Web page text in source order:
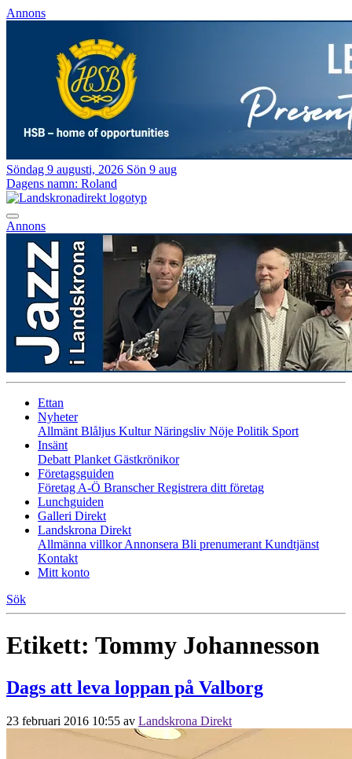
Annons
Söndag 9 augusti, 2026 Sön 9 aug
Dagens namn: Roland
Annons
Ettan
Nyheter
Allmänt Blåljus KulturNäringsliv Nöje Politik Sport
Insänt
Debatt Planket Gästkrönikor
Företagsguiden
Företag A-Ö BranscherRegistrera ditt företag
Lunchguiden
Galleri Direkt
Landskrona Direkt
Allmänna villkorAnnonsera Bli prenumerant Kundtjänst
Kontakt
Mitt konto
Sök
Etikett: Tommy Johannesson
Dags att leva loppan på Valborg
23 februari 2016 10:55 av Landskrona Direkt